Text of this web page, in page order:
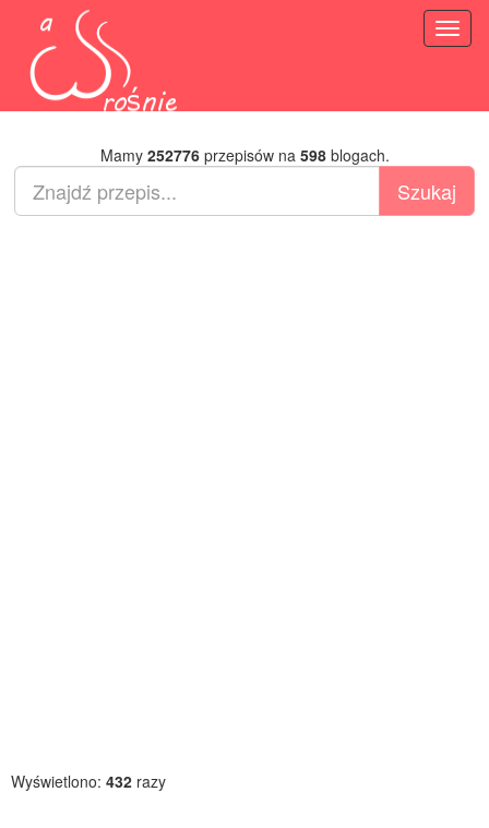
Mamy 252776przepisów na 598blogach.
Wyświetlono: 432 razy